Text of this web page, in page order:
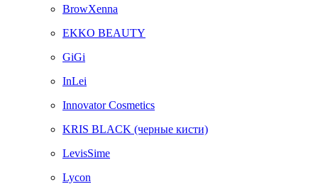
BrowXenna
EKKO BEAUTY
GiGi
InLei
Innovator Cosmetics
KRIS BLACK (черные кисти)
LevisSime
Lycon